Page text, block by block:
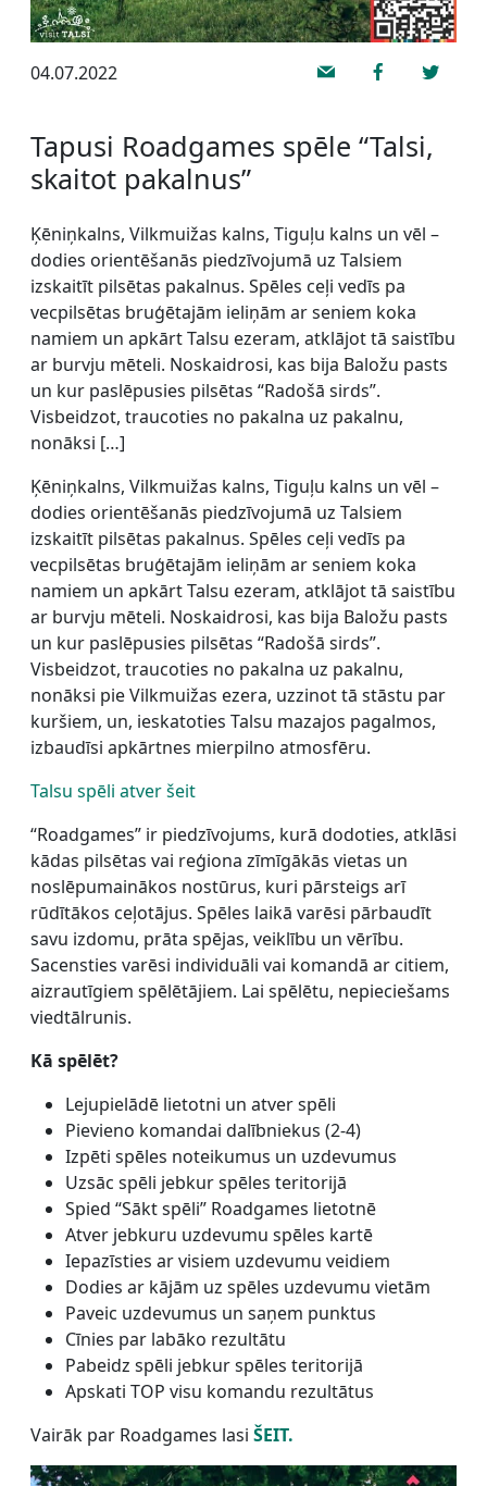
04.07.2022
Tapusi Roadgames spēle “Talsi,
skaitot pakalnus”
Ķēniņkalns, Vilkmuižas kalns, Tiguļu kalns un vēl –
dodies orientēšanās piedzīvojumā uz Talsiem
izskaitīt pilsētas pakalnus. Spēles ceļi vedīs pa
vecpilsētas bruģētajām ieliņām ar seniem koka
namiem un apkārt Talsu ezeram, atklājot tā saistību
ar burvju mēteli. Noskaidrosi, kas bija Baložu pasts
un kur paslēpusies pilsētas “Radošā sirds”.
Visbeidzot, traucoties no pakalna uz pakalnu,
nonāksi […]
Ķēniņkalns, Vilkmuižas kalns, Tiguļu kalns un vēl –
dodies orientēšanās piedzīvojumā uz Talsiem
izskaitīt pilsētas pakalnus. Spēles ceļi vedīs pa
vecpilsētas bruģētajām ieliņām ar seniem koka
namiem un apkārt Talsu ezeram, atklājot tā saistību
ar burvju mēteli. Noskaidrosi, kas bija Baložu pasts
un kur paslēpusies pilsētas “Radošā sirds”.
Visbeidzot, traucoties no pakalna uz pakalnu,
nonāksi pie Vilkmuižas ezera, uzzinot tā stāstu par
kuršiem, un, ieskatoties Talsu mazajos pagalmos,
izbaudīsi apkārtnes mierpilno atmosfēru.
Talsu spēli atver šeit
“Roadgames” ir piedzīvojums, kurā dodoties, atklāsi
kādas pilsētas vai reģiona zīmīgākās vietas un
noslēpumainākos nostūrus, kuri pārsteigs arī
rūdītākos ceļotājus. Spēles laikā varēsi pārbaudīt
savu izdomu, prāta spējas, veiklību un vērību.
Sacensties varēsi individuāli vai komandā ar citiem,
aizrautīgiem spēlētājiem. Lai spēlētu, nepieciešams
viedtālrunis.
Kā spēlēt?
Lejupielādē lietotni un atver spēli
Pievieno komandai dalībniekus (2-4)
Izpēti spēles noteikumus un uzdevumus
Uzsāc spēli jebkur spēles teritorijā
Spied “Sākt spēli” Roadgames lietotnē
Atver jebkuru uzdevumu spēles kartē
Iepazīsties ar visiem uzdevumu veidiem
Dodies ar kājām uz spēles uzdevumu vietām
Paveic uzdevumus un saņem punktus
Cīnies par labāko rezultātu
Pabeidz spēli jebkur spēles teritorijā
Apskati TOP visu komandu rezultātus
Vairāk par Roadgames lasi ŠEIT.